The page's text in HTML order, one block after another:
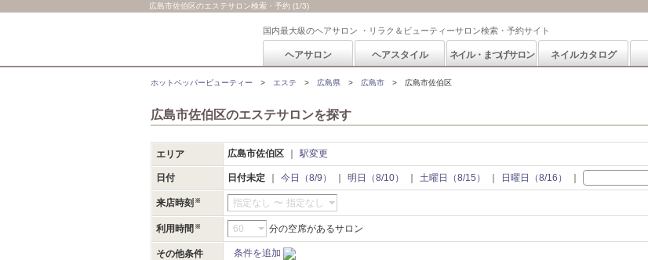
広島市佐伯区のエステサロン検索・予約 (1/3)
国内最大級のヘアサロン ・リラク＆ビューティーサロン検索・予約サイト
ヘアサロン ヘアスタイル ネイル・まつげサロン ネイルカタログ
ホットペッパービューティー エステ 広島県 広島市 広島市佐伯区
広島市佐伯区のエステサロンを探す
エリア 広島市佐伯区 駅変更
日付 日付未定 今日（8/9） 明日（8/10） 土曜日（8/15） 日曜日（8/16）
来店時刻 指定なし 〜 指定なし
利用時間 分の空席があるサロン
その他条件 条件を追加